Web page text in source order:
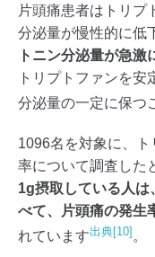
片頭痛患者はトリプ
分泌量が慢性的に低
トニン分泌量が急激
トリプトファンを
分泌量の一定に保つ
1096名を対象に、
率について調査した
1g摂取している人
べて、片頭痛の発生
れています出典[10] 。